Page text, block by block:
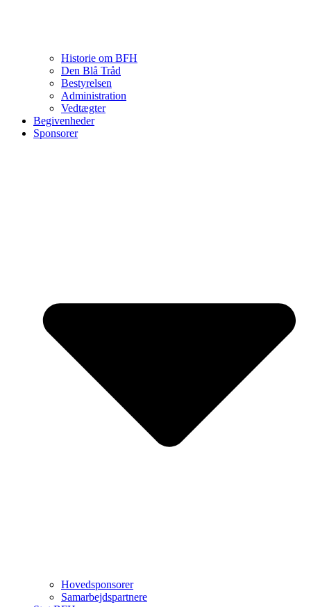
Historie om BFH
Den Blå Tråd
Bestyrelsen
Administration
Vedtægter
Begivenheder
Sponsorer
Hovedsponsorer
Samarbejdspartnere